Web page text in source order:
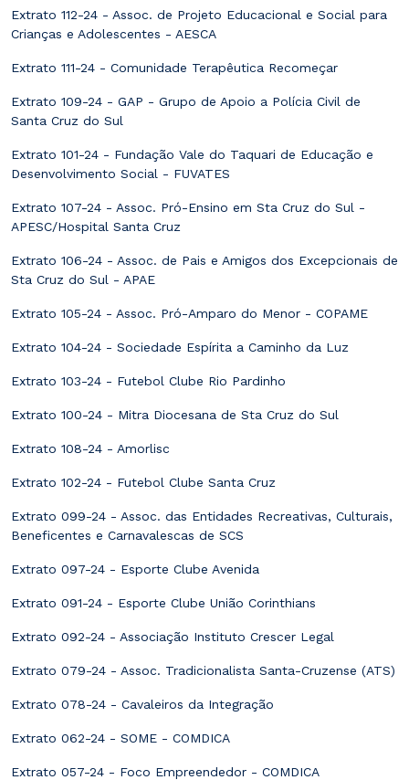
Extrato 112-24 - Assoc. de Projeto Educacional e Social para
Crianças e Adolescentes - AESCA
Extrato 111-24 - Comunidade Terapêutica Recomeçar
Extrato 109-24 - GAP - Grupo de Apoio a Polícia Civil de
Santa Cruz do Sul
Extrato 101-24 - Fundação Vale do Taquari de Educação e
Desenvolvimento Social - FUVATES
Extrato 107-24 - Assoc. Pró-Ensino em Sta Cruz do Sul -
APESC/Hospital Santa Cruz
Extrato 106-24 - Assoc. de Pais e Amigos dos Excepcionais de
Sta Cruz do Sul - APAE
Extrato 105-24 - Assoc. Pró-Amparo do Menor - COPAME
Extrato 104-24 - Sociedade Espírita a Caminho da Luz
Extrato 103-24 - Futebol Clube Rio Pardinho
Extrato 100-24 - Mitra Diocesana de Sta Cruz do Sul
Extrato 108-24 - Amorlisc
Extrato 102-24 - Futebol Clube Santa Cruz
Extrato 099-24 - Assoc. das Entidades Recreativas, Culturais,
Beneficentes e Carnavalescas de SCS
Extrato 097-24 - Esporte Clube Avenida
Extrato 091-24 - Esporte Clube União Corinthians
Extrato 092-24 - Associação Instituto Crescer Legal
Extrato 079-24 - Assoc. Tradicionalista Santa-Cruzense (ATS)
Extrato 078-24 - Cavaleiros da Integração
Extrato 062-24 - SOME - COMDICA
Extrato 057-24 - Foco Empreendedor - COMDICA